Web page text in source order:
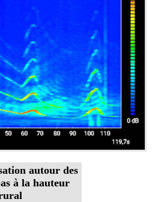
autour des
à la hauteur